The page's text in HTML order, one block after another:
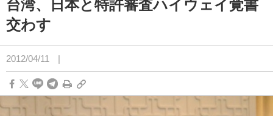
台湾、日本と特許審査ハイウェイ覚書
交わす
2012/04/11 |